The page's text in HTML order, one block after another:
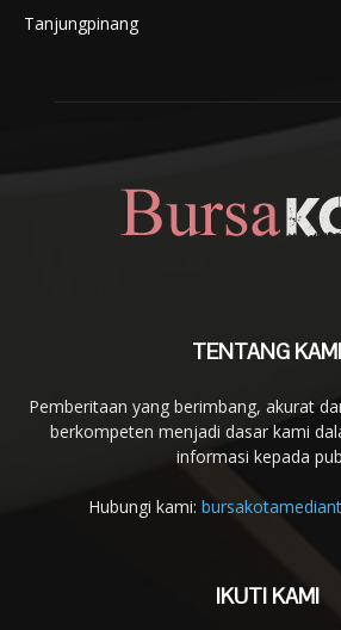
Tanjungpinang
TENTANG KAMI
Pemberitaan yang berimbang, akurat
berkompeten menjadi dasar kami
informasi kepada
Hubungi kami:
IKUTI KAMI